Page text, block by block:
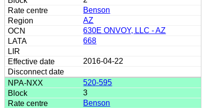
Benson
AZ
630E ONVOY, LLC - AZ
668
2016-04-22
520-595
3
Benson